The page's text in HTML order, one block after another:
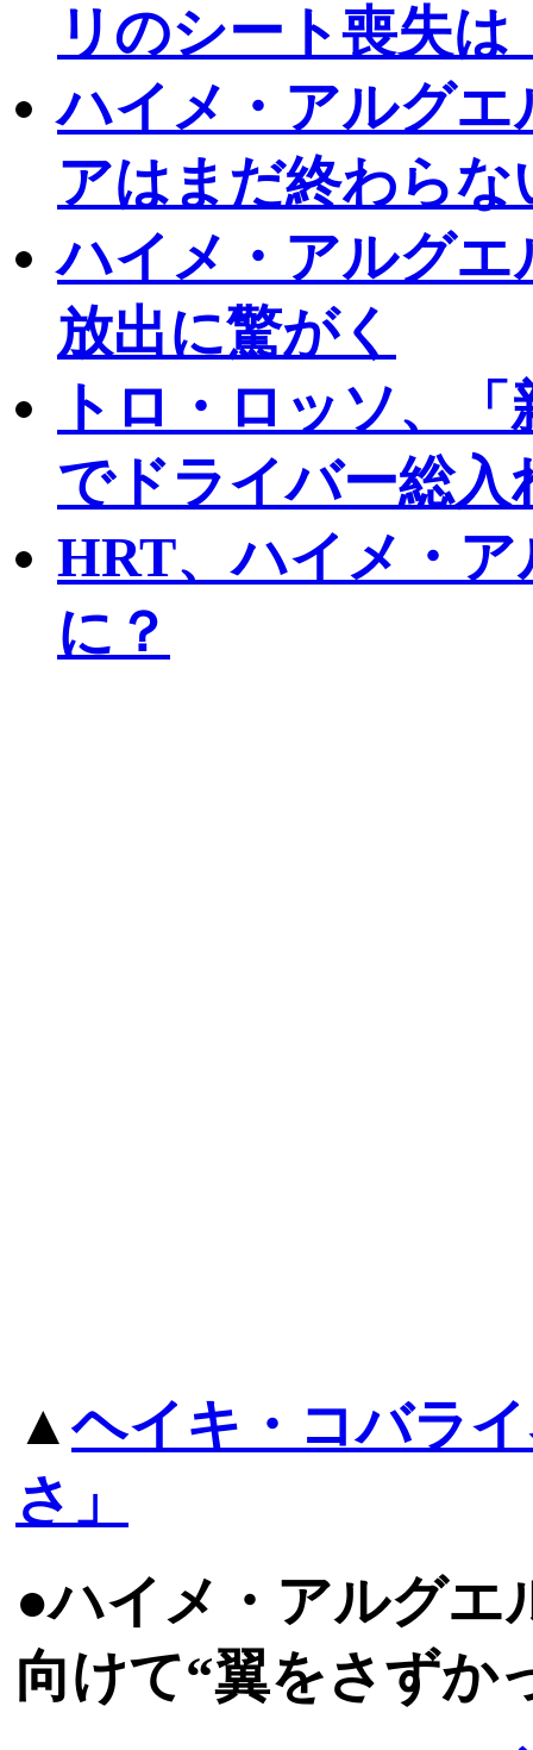
リのシート喪失
ハイメ・アルグ
アはまだ終わらな
ハイメ・アルグ
放出に驚がく
トロ・ロッソ、
でドライバー総入
HRT、ハイメ・
に？
▲ヘイキ・コバラ
さ」
●ハイメ・アルグエ
向けて“翼をさずか